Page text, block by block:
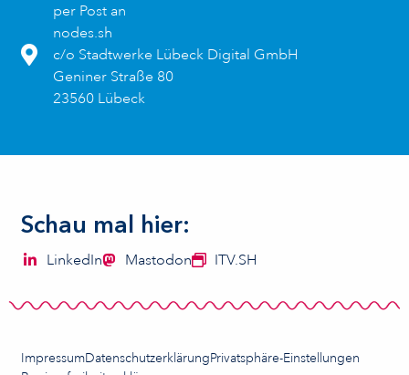
per Post an
nodes.sh
c/o Stadtwerke Lübeck Digital GmbH
Geniner Straße 80
23560 Lübeck
Schau mal hier:
LinkedIn Mastodon ITV.SH
ImpressumDatenschutzerklärungPrivatsphäre-Einstellungen